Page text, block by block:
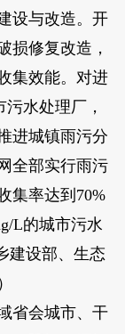
设与改造。开
损修复改造，
集效能。对进
水处理厂，
进城镇雨污分
全部实行雨污
集率达到70%
L的城市污水
建设部、生态
省会城市、干